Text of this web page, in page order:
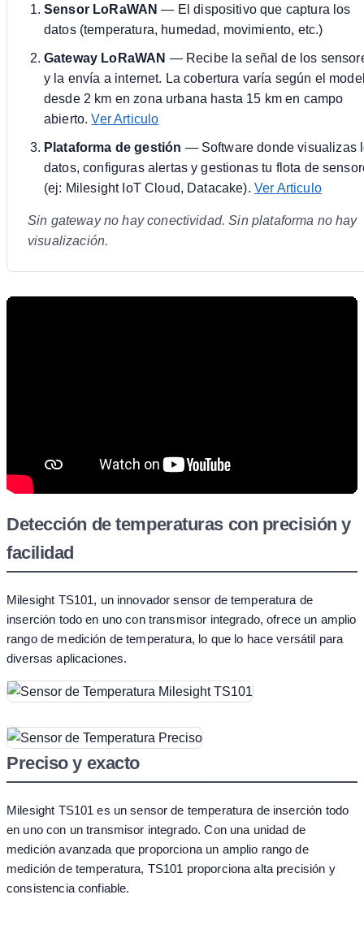
Sensor LoRaWAN — El dispositivo que captura los
datos (temperatura, humedad, movimiento, etc.)
Gateway LoRaWAN — Recibe la señal de los
y la envía a internet. La cobertura varía según el
desde 2 km en zona urbana hasta 15 km en campo
abierto.Ver Articulo
Plataforma de gestión — Software donde visualizas
datos, configuras alertas y gestionas tu flota de
(ej: Milesight IoT Cloud, Datacake). Ver Articulo
Sin gateway no hay conectividad. Sin plataforma no hay
visualización.
Detección de temperaturas con precisión y
facilidad
Milesight TS101, un innovador sensor de temperatura de
inserción todo en uno con transmisor integrado, ofrece un amplio
rango de medición de temperatura, lo que lo hace versátil para
diversas aplicaciones.
Preciso y exacto
Milesight TS101 es un sensor de temperatura de inserción todo
en uno con un transmisor integrado. Con una unidad de
medición avanzada que proporciona un amplio rango de
medición de temperatura, TS101 proporciona alta precisión y
consistencia confiable.